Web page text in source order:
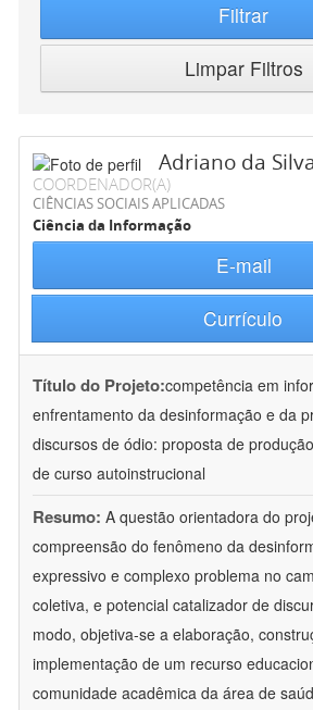
Filtrar
Limpar Filtros
Adriano da Silva
COORDENADOR(A)
CIÊNCIAS SOCIAIS APLICADAS
Ciência da Informação
E-mail
Currículo
Título do Projeto:competência em
enfrentamento da desinformação e da
discursos de ódio: proposta de
de curso autoinstrucional
Resumo: A questão orientadora do
compreensão do fenômeno da
expressivo e complexo problema no
coletiva, e potencial catalizador de
modo, objetiva-se a elaboração,
implementação de um recurso
comunidade acadêmica da área de